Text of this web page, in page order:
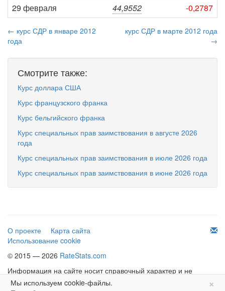
29 февраля
44,9552 -0,2787
← курс СДР в январе 2012
года
курс СДР в марте 2012 года
→
Смотрите также:
Курс доллара США
Курс французского франка
Курс бельгийского франка
Курс специальных прав заимствования в августе 2026
года
Курс специальных прав заимствования в июле 2026 года
Курс специальных прав заимствования в июне 2026 года
О проекте
Карта сайта
Использование cookie
© 2015 — 2026 RateStats.com
Информация на сайте носит справочный характер и не
является офертой.
×
Мы используем cookie-файлы.